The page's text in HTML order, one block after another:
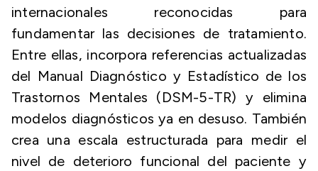
internacionales reconocidas para
fundamentar las decisiones de tratamiento.
Entre ellas, incorpora referencias actualizadas
del Manual Diagnóstico y Estadístico de los
Trastornos Mentales (DSM-5-TR) y elimina
modelos diagnósticos ya en desuso. También
crea una escala estructurada para medir el
nivel de deterioro funcional del paciente y